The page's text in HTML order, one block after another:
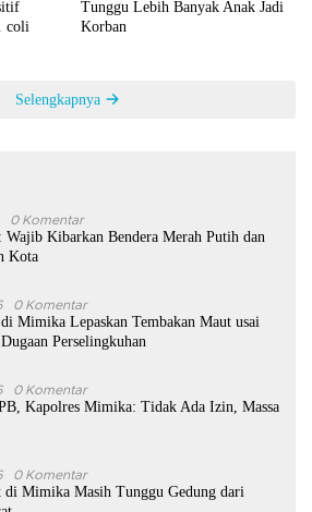
coli
Tunggu Lebih Banyak Anak Jadi
Korban
Selengkapnya
0 Komentar
Kibarkan Bendera Merah Putih dan
Kota
0 Komentar
Mimika Lepaskan Tembakan Maut usai
Perselingkuhan
0 Komentar
Kapolres Mimika: Tidak Ada Izin, Massa
0 Komentar
di Mimika Masih Tunggu Gedung dari